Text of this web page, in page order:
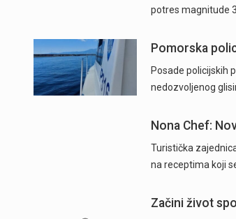
potres magnitude
Pomorska
Posade policijskih
nedozvoljenog
Nona Chef:
Turistička
na receptima koji
Začini život